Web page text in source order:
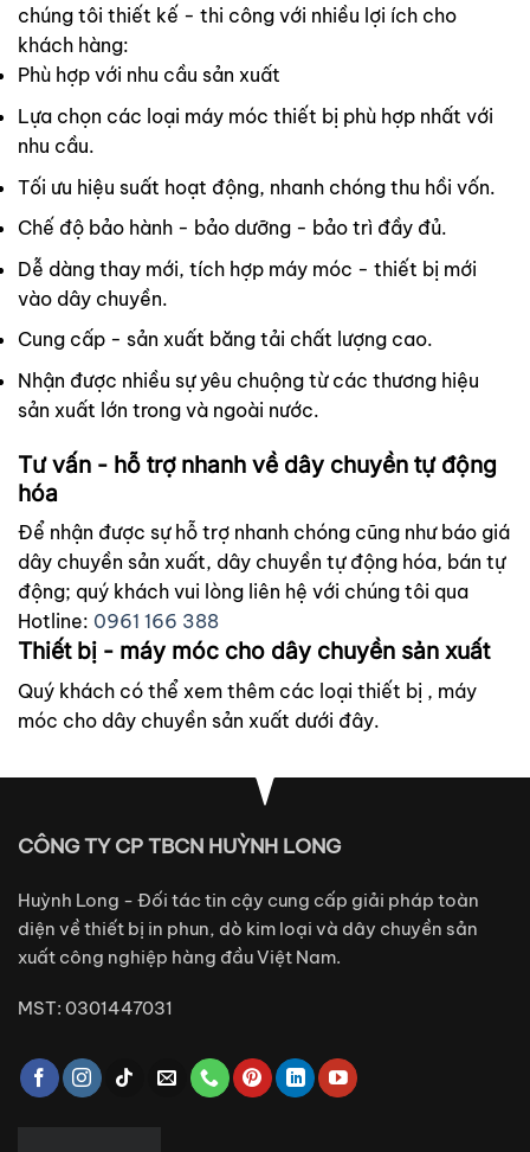
chúng tôi thiết kế - thi công với nhiều lợi ích cho
khách hàng:
Phù hợp với nhu cầu sản xuất
Lựa chọn các loại máy móc thiết bị phù hợp nhất với
nhu cầu.
Tối ưu hiệu suất hoạt động, nhanh chóng thu hồi vốn.
Chế độ bảo hành - bảo dưỡng - bảo trì đầy đủ.
Dễ dàng thay mới, tích hợp máy móc - thiết bị mới
vào dây chuyền.
Cung cấp - sản xuất băng tải chất lượng cao.
Nhận được nhiều sự yêu chuộng từ các thương hiệu
sản xuất lớn trong và ngoài nước.
Tư vấn - hỗ trợ nhanh về dây chuyền tự động
hóa
Để nhận được sự hỗ trợ nhanh chóng cũng như báo giá
dây chuyền sản xuất, dây chuyền tự động hóa, bán tự
động; quý khách vui lòng liên hệ với chúng tôi qua
Hotline: 0961 166 388
Thiết bị - máy móc cho dây chuyền sản xuất
Quý khách có thể xem thêm các loại thiết bị , máy
móc cho dây chuyền sản xuất dưới đây.
CÔNG TY CP TBCN HUỲNH LONG
Huỳnh Long - Đối tác tin cậy cung cấp giải pháp toàn
diện về thiết bị in phun, dò kim loại và dây chuyền sản
xuất công nghiệp hàng đầu Việt Nam.
MST: 0301447031